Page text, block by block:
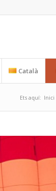
Català
Ets aquí: Inici